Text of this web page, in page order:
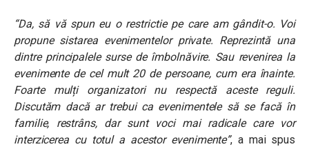
“Da, să vă spun eu o restrictie pe care am gândit-o. Voi
propune sistarea evenimentelor private. Reprezintă una
dintre principalele surse de îmbolnăvire. Sau revenirea la
evenimente de cel mult 20 de persoane, cum era înainte.
Foarte mulți organizatori nu respectă aceste reguli.
Discutăm dacă ar trebui ca evenimentele să se facă în
familie, restrâns, dar sunt voci mai radicale care vor
interzicerea cu totul a acestor evenimente”, a mai spus